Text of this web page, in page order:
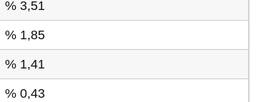
% 3,51
% 1,85
% 1,41
% 0,43